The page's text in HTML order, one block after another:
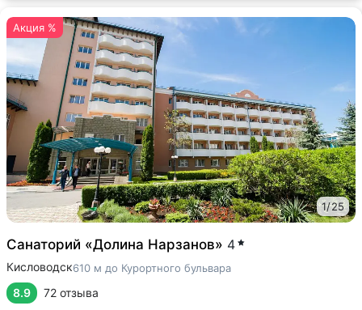
Акция %
1/25
Санаторий «Долина Нарзанов» 4
Кисловодск610 м до Курортного бульвара
8.9 72 отзыва